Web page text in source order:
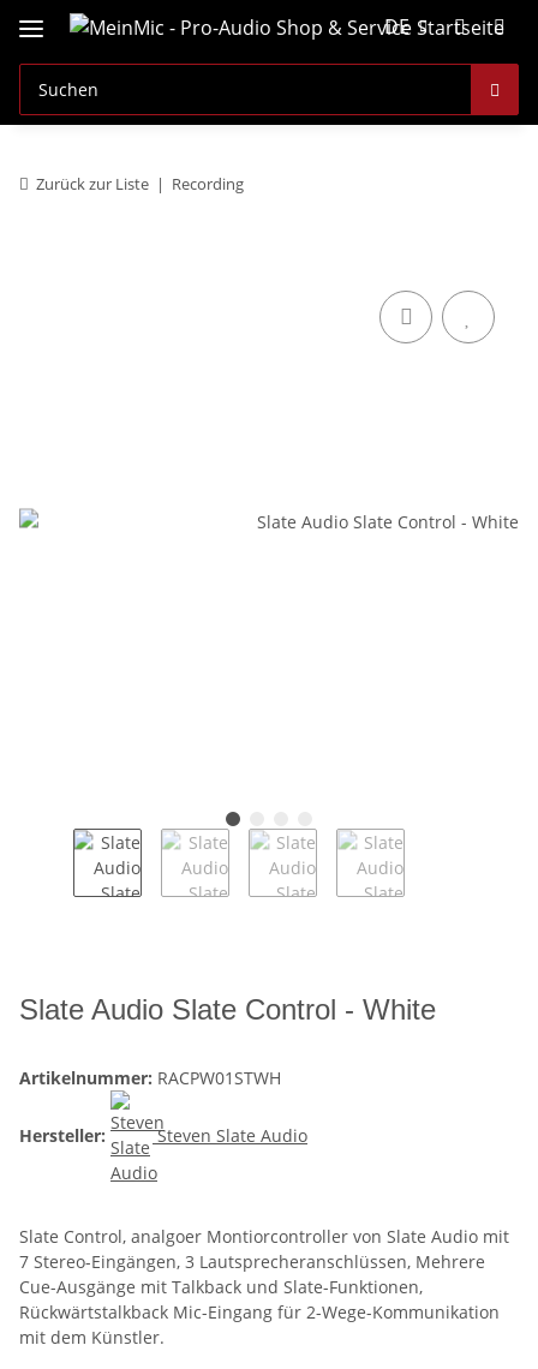
DE
Zurück zur Liste Recording
Slate Audio Slate Control - White
Artikelnummer: RACPW01STWH
Hersteller: Steven Slate Audio
Slate Control, analgoer Montiorcontroller von Slate Audio mit
7 Stereo-Eingängen, 3 Lautsprecheranschlüssen, Mehrere
Cue-Ausgänge mit Talkback und Slate-Funktionen,
Rückwärtstalkback Mic-Eingang für 2-Wege-Kommunikation
mit dem Künstler.